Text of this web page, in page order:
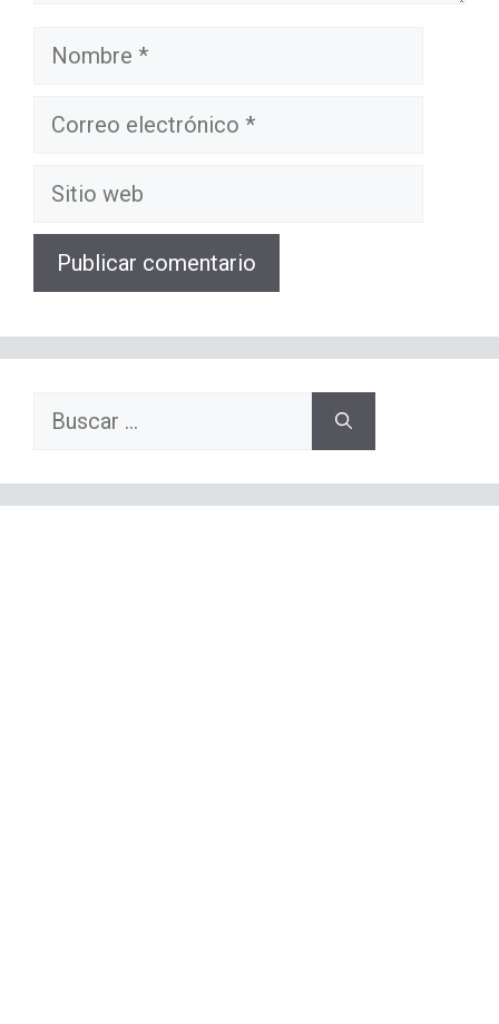
Nombre
Correo
Sitio
Buscar: